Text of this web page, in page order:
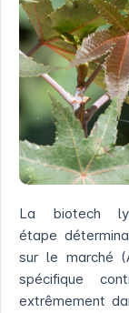
La biotech
étape
sur le marché
spécifique
extrêmement